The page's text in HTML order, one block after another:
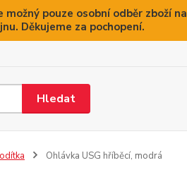
pouze osobní odběr zboží
Děkujeme za pochopení.
Hledat
Ohlávka USG hříběcí, modrá